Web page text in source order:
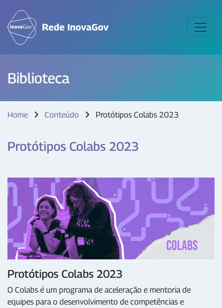
Biblioteca
Home Conteúdo Protótipos Colabs 2023
Protótipos Colabs 2023
Protótipos Colabs 2023
O Colabs é um programa de aceleração e mentoria de
equipes para o desenvolvimento de competências e